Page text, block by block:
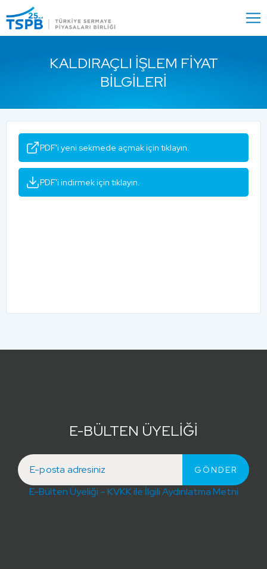
Close
KALDIRAÇLI İŞLEM FIYAT
BILGILERI
PDF'i yeni sekmede açmak için tıklayın.
PDF'i indirmek için tıklayın.
E-BÜLTEN ÜYELİĞİ
E-Bülten Üyeliği – KVKK ile İlgili Aydınlatma Metni